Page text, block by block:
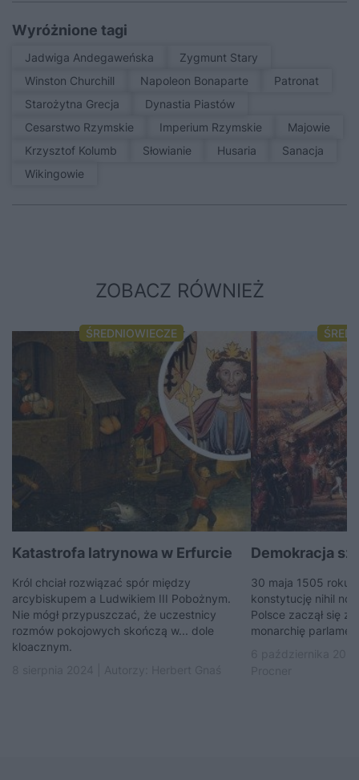
Wyróżnione tagi
Jadwiga Andegaweńska
Zygmunt Stary
Winston Churchill
Napoleon Bonaparte
patronat
Starożytna Grecja
Dynastia Piastów
Cesarstwo Rzymskie
Imperium Rzymskie
Majowie
Krzysztof Kolumb
Słowianie Husaria
sanacja
Wikingowie
ZOBACZ RÓWNIEŻ
ŚREDNIOWIECZE
Katastrofa latrynowa w Erfurcie
Król chciał rozwiązać spór między
arcybiskupem a Ludwikiem III Pobożnym.
Nie mógł przypuszczać, że uczestnicy
rozmów pokojowych skończą w... dole
kloacznym.
Demokracja
30 maja 1505 roku
konstytucję nihil
Polsce zaczął się
monarchię